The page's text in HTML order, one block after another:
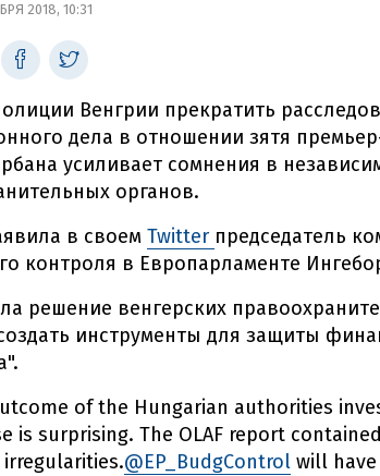
2018, 10:31
Венгрии прекратить
дела в отношении зятя
усиливает сомнения в
органов.
в своем Twitter председатель
контроля в Европарламенте
решение венгерских
инструменты для защиты
of the Hungarian authorities
is surprising. The OLAF report
@EP_BudgControl will